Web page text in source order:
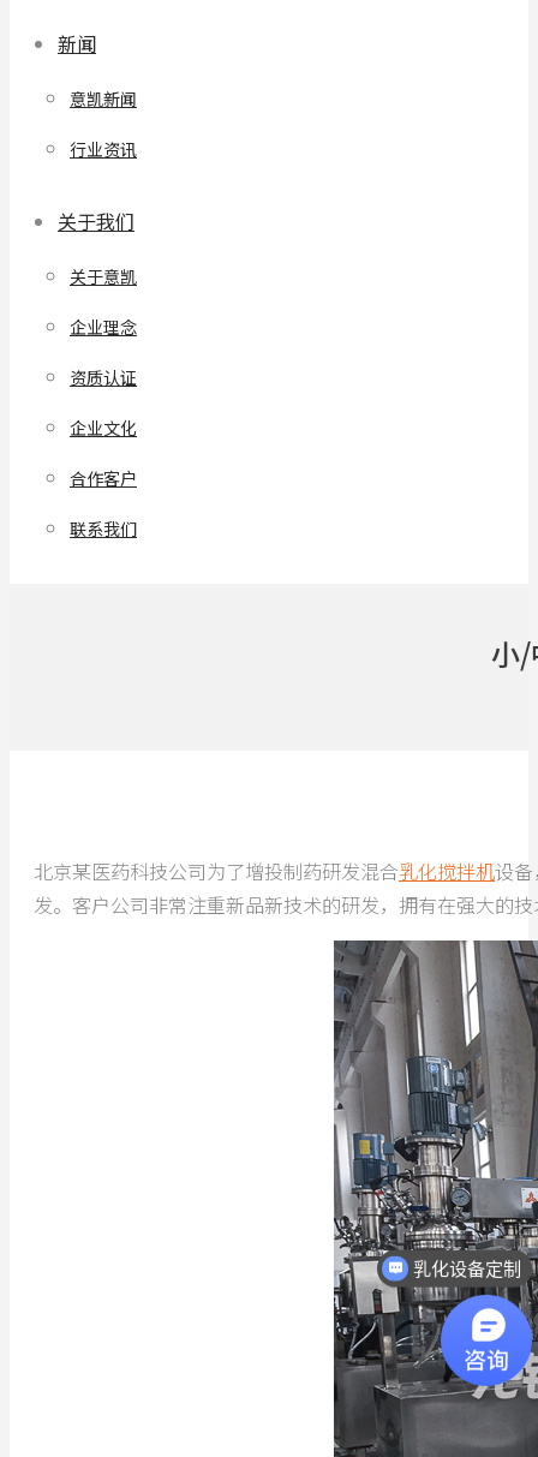
新闻
意凯新闻
行业资讯
关于我们
关于意凯
企业理念
资质认证
企业文化
合作客户
联系我们
小/
北京某医药科技公司为了增投制药研发混合乳化搅拌机设
发。客户公司非常注重新品新技术的研发，拥有在强大的
乳化设备定制